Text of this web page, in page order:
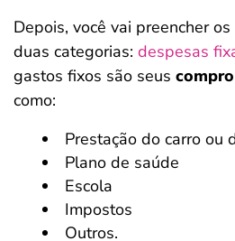
Depois, você vai preencher
duas categorias: despesas
gastos fixos são seus
como:
Prestação do carro ou
Plano de saúde
Escola
Impostos
Outros.